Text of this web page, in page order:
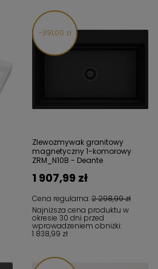
391,00 zł
Zlewozmywak granitowy
magnetyczny 1-komorowy
ZRM_N10B - Deante
Cena regularna:2 298,99 zł
1 907,99 zł
Najniższa cena produktu w
okresie 30 dni przed
wprowadzeniem obniżki:
1 838,99 zł